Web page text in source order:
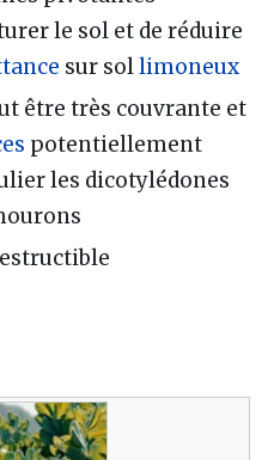
le sol et de réduire
sur sollimoneux
être très couvrante et
potentiellement
les dicotylédones